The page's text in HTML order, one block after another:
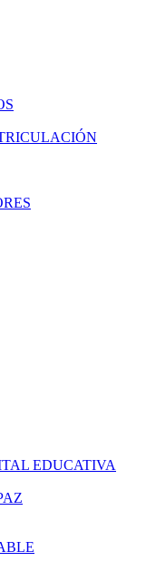
EDUCATIVA